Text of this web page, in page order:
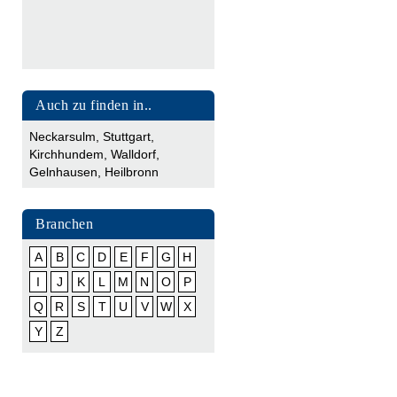
Auch zu finden in..
Neckarsulm Stuttgart
Kirchhundem Walldorf
Gelnhausen
Heilbronn
Branchen
A B C D E F G
H
I
J K L M N O
P
Q
R S T U V W
X
Y
Z